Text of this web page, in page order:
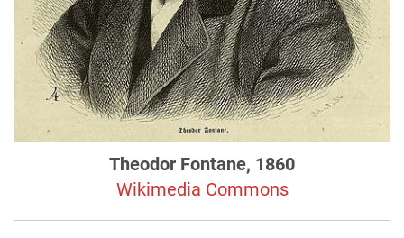
Theodor Fontane, 1860
Wikimedia Commons